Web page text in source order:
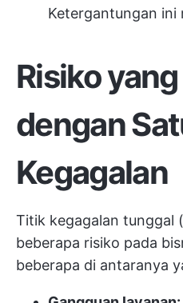
Ketergantungan ini
Risiko
dengan
Kegagalan
Titik kegagalan tunggal
beberapa risiko pada
beberapa di antaranya